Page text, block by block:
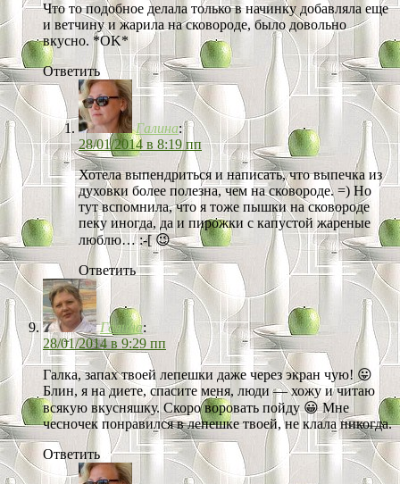
Что то подобное делала только в начинку добавляла еще
и ветчину и жарила на сковороде, было довольно
вкусно. *OK*
Ответить
Галина:
28/01/2014 в 8:19 пп
Хотела выпендриться и написать, что выпечка из
духовки более полезна, чем на сковороде. =) Но
тут вспомнила, что я тоже пышки на сковороде
пеку иногда, да и пирожки с капустой жареные
люблю… :-[ 😉
Ответить
Галина:
28/01/2014 в 9:29 пп
Галка, запах твоей лепешки даже через экран чую! 😛
Блин, я на диете, спасите меня, люди — хожу и читаю
всякую вкусняшку. Скоро воровать пойду 😀 Мне
чесночек понравился в лепешке твоей, не клала никогда.
Ответить